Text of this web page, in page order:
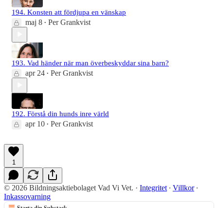
194. Konsten att fördjupa en vänskap
maj 8 • Per Grankvist
193. Vad händer när man överbeskyddar sina barn?
apr 24 • Per Grankvist
192. Förstå din hunds inre värld
apr 10 • Per Grankvist
1
© 2026 Bildningsaktiebolaget Vad Vi Vet. · Integritet ∙ Villkor∙
Inkassovarning